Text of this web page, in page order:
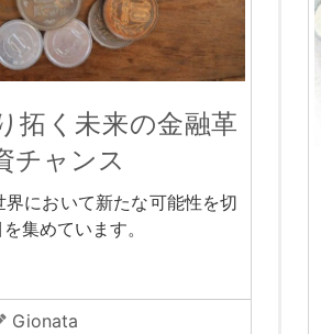
拓く未来の金融革
チャンス
において新たな可能性を切
集めています。
Gionata